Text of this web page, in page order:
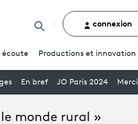
Rechercher un contenu
connexion
écoute Productions et innovation
En bref JO Paris 2024 Merci
monde rural »